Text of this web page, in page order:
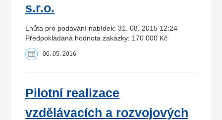
s.r.o.
Lhůta pro podávání nabídek: 31. 08. 2015 12:24
Předpokládaná hodnota zakázky: 170 000 Kč
06. 05. 2016
Pilotní realizace
vzdělávacích a rozvojových